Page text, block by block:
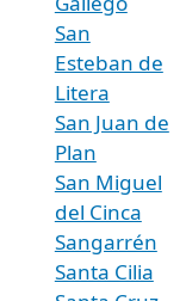
San
Esteban de
Litera
San Juan de
Plan
San Miguel
del Cinca
Sangarrén
Santa Cilia